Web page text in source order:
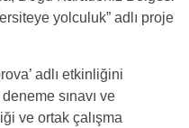
yolculuk” adlı proje
adlı etkinliğini
sınavı ve
ve ortak çalışma